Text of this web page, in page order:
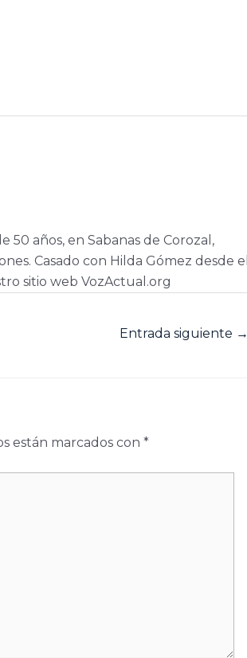
50 años, en Sabanas de Corozal,
Casado con Hilda Gómez desde el
sitio web VozActual.org
Entrada siguiente →
están marcados con *